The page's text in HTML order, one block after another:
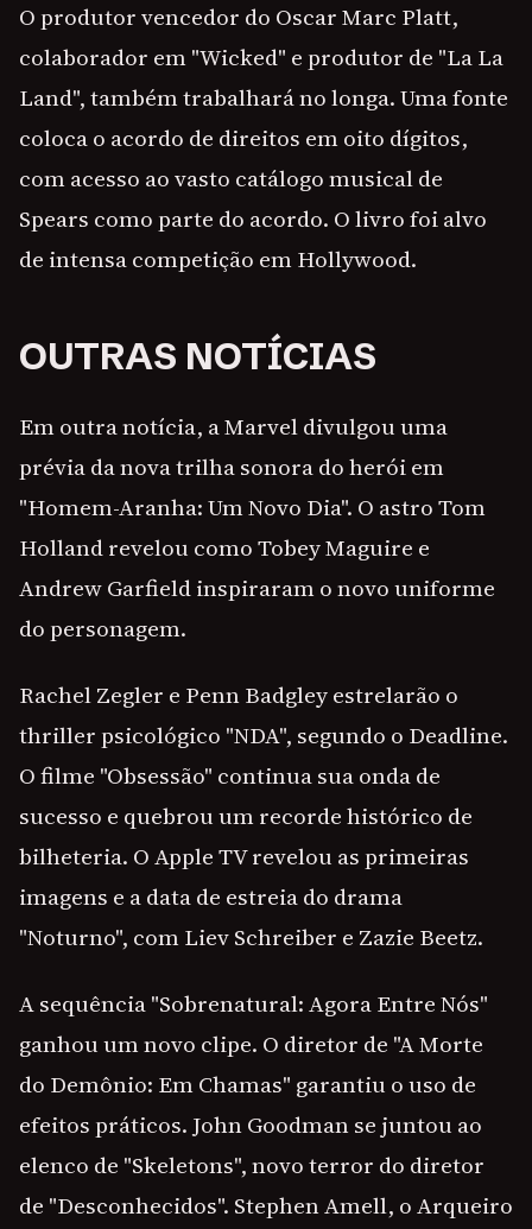
O produtor vencedor do Oscar Marc Platt,
colaborador em "Wicked" e produtor de "La La
Land", também trabalhará no longa. Uma fonte
coloca o acordo de direitos em oito dígitos,
com acesso ao vasto catálogo musical de
Spears como parte do acordo. O livro foi alvo
de intensa competição em Hollywood.
OUTRAS NOTÍCIAS
Em outra notícia, a Marvel divulgou uma
prévia da nova trilha sonora do herói em
"Homem-Aranha: Um Novo Dia". O astro Tom
Holland revelou como Tobey Maguire e
Andrew Garfield inspiraram o novo uniforme
do personagem.
Rachel Zegler e Penn Badgley estrelarão o
thriller psicológico "NDA", segundo o Deadline.
O filme "Obsessão" continua sua onda de
sucesso e quebrou um recorde histórico de
bilheteria. O Apple TV revelou as primeiras
imagens e a data de estreia do drama
"Noturno", com Liev Schreiber e Zazie Beetz.
A sequência "Sobrenatural: Agora Entre Nós"
ganhou um novo clipe. O diretor de "A Morte
do Demônio: Em Chamas" garantiu o uso de
efeitos práticos. John Goodman se juntou ao
elenco de "Skeletons", novo terror do diretor
de "Desconhecidos". Stephen Amell, o Arqueiro